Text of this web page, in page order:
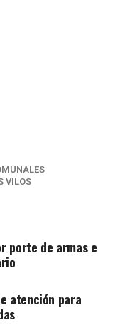
VILOS
porte de armas e
atención para